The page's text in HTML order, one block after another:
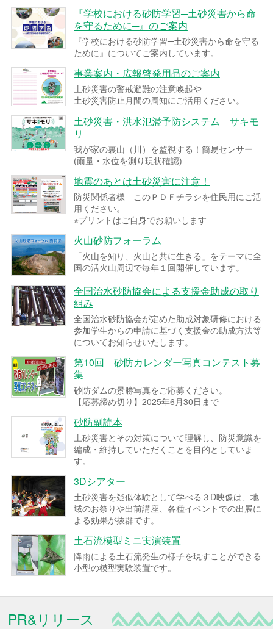
『学校における砂防学習─土砂災害から命
を守るために─』のご案内
『学校における砂防学習─土砂災害から命を守る
ために』についてご案内しています。
事業案内・広報啓発用品のご案内
土砂災害の警戒避難の注意喚起や
土砂災害防止月間の周知にご活用ください。
土砂災害・洪水氾濫予防システム サキモ
リ
我が家の裏山（川）を監視する！簡易センサー
(雨量・水位を測り現状確認)
地震のあとは土砂災害に注意！
防災関係者様 このＰＤＦチラシを住民用にご活
用ください。
※プリントはご自身でお願いします
火山砂防フォーラム
「火山を知り、火山と共に生きる」をテーマに全
国の活火山周辺で毎年１回開催しています。
全国治水砂防協会による支援金助成の取り
組み
全国治水砂防協会が定めた助成対象研修における
参加学生からの申請に基づく支援金の助成方法等
についてお知らせいたします。
第10回 砂防カレンダー写真コンテスト募
集
砂防ダムの景勝写真をご応募ください。
【応募締め切り】2025年6月30日まで
砂防副読本
土砂災害とその対策について理解し、防災意識を
編成・維持していただくことを目的としていま
す。
3Dシアター
土砂災害を疑似体験として学べる３D映像は、地
域のお祭りや出前講座、各種イベントでの出展に
よる効果が抜群です。
土石流模型ミニ実演装置
降雨による土石流発生の様子を現すことができる
小型の模型実験装置です。
PR&リリース